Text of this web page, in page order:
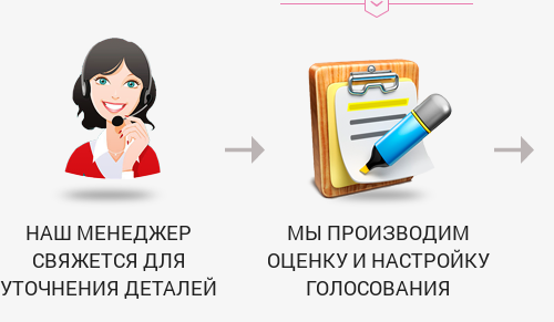
НАШ МЕНЕДЖЕР
СВЯЖЕТСЯ ДЛЯ
УТОЧНЕНИЯ ДЕТАЛЕЙ
МЫ ПРОИЗВОДИМ
ОЦЕНКУ И НАСТРОЙКУ
ГОЛОСОВАНИЯ